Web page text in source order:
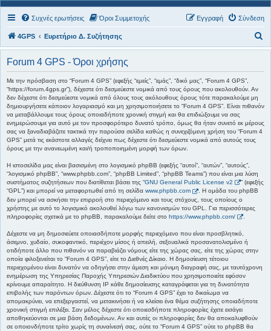
Συχνές ερωτήσεις Όροι Συμμετοχής Σύνδεση
Εγγραφή
4GPS Ευρετήριο Δ. Συζήτησης
ν
τ
η
Forum 4 GPS - Όροι χρήσης
Με την πρόσβαση στο “Forum 4 GPS” (εφεξής “εμείς”, “εμάς”, “δικό μας”, “Forum 4 GPS”,
“https://forum.4gps.gr”), δέχεστε ότι δεσμεύεστε νομικά από τους όρους που ακολουθούν. Αν
δεν δέχεστε ότι δεσμεύεστε νομικά από όλους τους ακόλουθους όρους τότε παρακαλούμε μη
δημιουργήσετε κάποιον λογαριασμό και μη χρησιμοποιήσετε το “Forum 4 GPS”. Είναι πιθανόν
να μεταβάλλουμε τους όρους οποιαδήποτε χρονική στιγμή και θα επιδιώξουμε να σας
ενημερώσουμε για αυτό με τον προσφορότερο δυνατό τρόπο, όμως θα ήταν συνετό εκ μέρους
σας να ξαναδιαβάζετε τακτικά την παρούσα σελίδα καθώς η συνεχιζόμενη χρήση του “Forum 4
GPS” μετά τις εκάστοτε αλλαγές δείχνει πως δέχεστε ότι δεσμεύεστε νομικά από αυτούς τους
όρους με την ανανεωμένη και/ή τροποποιημένη μορφή των όρων.
Η ιστοσελίδα μας είναι βασισμένη στο λογισμικό phpBB (εφεξής “αυτοί”, “αυτών”, “αυτούς”,
“λογισμικό phpBB”, “www.phpbb.com”, “phpBB Limited”, “phpBB Teams”) που είναι μια λύση
συστήματος συζητήσεων που διατίθεται βάσει της “GNU General Public License v2
” (εφεξής
“GPL”) και μπορεί να μεταφορτωθεί από τη σελίδα www.phpbb.com
. Η ομάδα του phpBB
δεν μπορεί να ασκήσει την επιρροή στο περιεχόμενο και τους στόχους, τους οποίους ο
χρήστης με αυτό το λογισμικό ακολουθεί λόγω των κανονισμών του GPL. Για περισσότερες
πληροφορίες σχετικά με το phpBB, παρακαλούμε δείτε στο https://www.phpbb.com/
Δέχεστε να μη δημοσιεύετε οποιασδήποτε μορφής περιεχόμενο που είναι προσβλητικό,
άσεμνο, χυδαίο, συκοφαντικό, περιέχον μίσος ή απειλή, σεξουαλικά προσανατολισμένο ή
οτιδήποτε άλλο που πιθανόν να παραβιάζει νόμους είτε της χώρας σας, είτε της χώρας στην
οποία φιλοξενείται το “Forum 4 GPS”, είτε το Διεθνές Δίκαιο. Η δημοσίευση τέτοιου
περιεχομένου είναι δυνατόν να οδηγήσει στην άμεση και μόνιμη διαγραφή σας, με ταυτόχρονη
ενημέρωση της Υπηρεσίας Παροχής Υπηρεσιών Διαδικτύου που χρησιμοποιείτε εφόσον
κρίνουμε απαραίτητο. Η διεύθυνση IP κάθε δημοσίευσης καταγράφεται για τη δυνατότητα
επιβολής των παρόντων όρων. Δέχεστε ότι το “Forum 4 GPS” έχει το δικαίωμα να
απομακρύνει, να επεξεργαστεί, να μετακινήσει ή να κλείσει ένα θέμα συζήτησης οποιαδήποτε
χρονική στιγμή επιλέξει. Σαν μέλος δέχεστε ότι οποιεσδήποτε πληροφορίες έχετε εισάγει
αποθηκεύονται σε μια βάση δεδομένων. Αν και αυτές οι πληροφορίες δεν θα αποκαλυφθούν
σε οποιονδήποτε τρίτο χωρίς τη συναίνεσή σας, ούτε το “Forum 4 GPS” ούτε το phpBB θα